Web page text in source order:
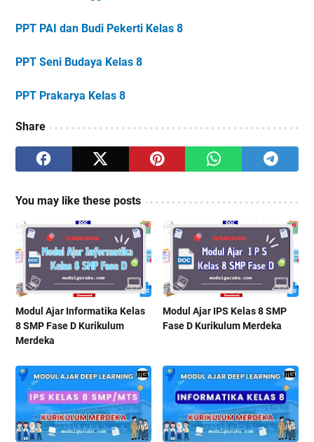
PPT PAI dan Budi Pekerti Kelas 8
PPT Seni Budaya Kelas 8
PPT Prakarya Kelas 8
Share
You may like these posts
Modul Ajar Informatika Kelas
8 SMP Fase D Kurikulum
Merdeka
Modul Ajar IPS Kelas 8 SMP
Fase D Kurikulum Merdeka